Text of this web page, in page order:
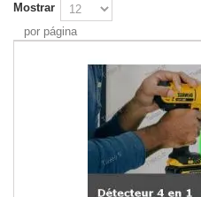
Mostrar
por página